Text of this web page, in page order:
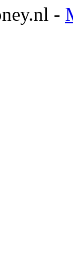
-